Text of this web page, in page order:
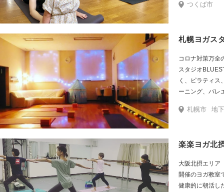
つくば市
札幌ヨガス
コロナ対策万全
スタジオ
く、ピラティス
ーニング、バレ
ーソナルトレー
スペース有。駐
札幌市 地
楽楽ヨガ北
大阪北摂エリア
開催のヨガ教室
健康的に朝活し